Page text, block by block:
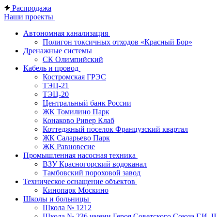
Распродажа
Наши проекты
Автономная канализация
Полигон токсичных отходов «Красный Бор»
Дренажные системы
СК Олимпийский
Кабель и провод
Костромская ГРЭС
ТЭЦ-21
ТЭЦ-20
Центральный банк России
ЖК Томилино Парк
Конаково Ривер Клаб
Коттеджный поселок Французский квартал
ЖК Саларьево Парк
ЖК Равновесие
Промышленная насосная техника
ВЗУ Красногорский водоканал
Тамбовский пороховой завод
Техническое оснащение объектов
Кинопарк Москино
Школы и больницы
Школа № 1212